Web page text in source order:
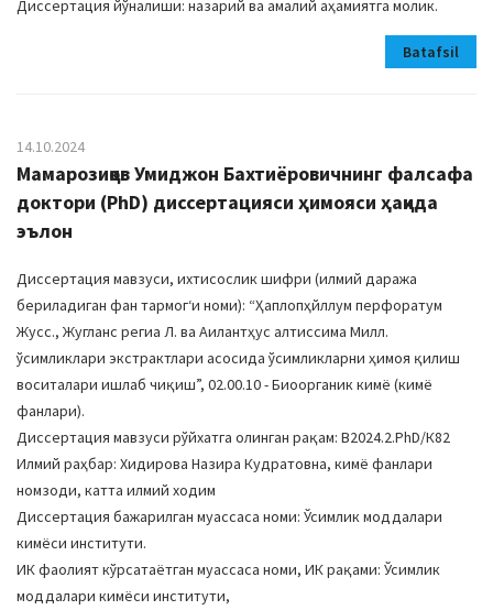
Диссертация йўналиши: назарий ва амалий аҳамиятга молик.
Batafsil
14.10.2024
Мамарозиқов Умиджон Бахтиёровичнинг фалсафа
доктори (PhD) диссертацияси ҳимояси ҳақида
эълон
Диссертация мавзуси, ихтисослик шифри (илмий даража
бериладиган фан тармогʻи номи): “Ҳаплопҳйллум перфоратум
Жусс., Жугланс региа Л. ва Аилантҳус алтиссима Милл.
ўсимликлари экстрактлари асосида ўсимликларни ҳимоя қилиш
воситалари ишлаб чиқиш”, 02.00.10 - Биоорганик кимё (кимё
фанлари).
Диссертация мавзуси рўйхатга олинган рақам: В2024.2.PhD/К82
Илмий раҳбар: Хидирова Назира Кудратовна, кимё фанлари
номзоди, катта илмий ходим
Диссертация бажарилган муассаса номи: Ўсимлик моддалари
кимёси институти.
ИК фаолият кўрсатаётган муассаса номи, ИК рақами: Ўсимлик
моддалари кимёси институти,